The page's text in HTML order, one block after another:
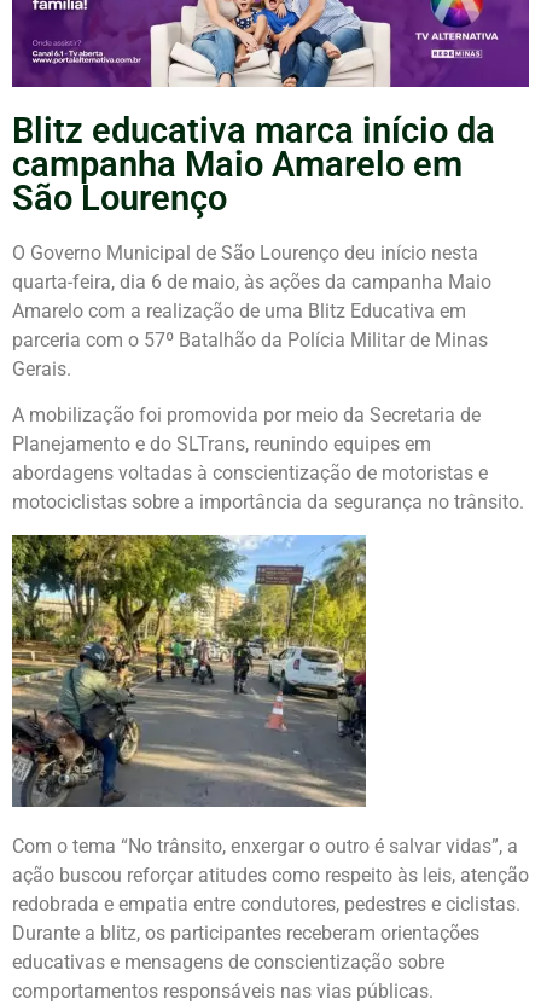
Blitz educativa marca início da
campanha Maio Amarelo em
São Lourenço
O Governo Municipal de São Lourenço deu início nesta
quarta-feira, dia 6 de maio, às ações da campanha Maio
Amarelo com a realização de uma Blitz Educativa em
parceria com o 57º Batalhão da Polícia Militar de Minas
Gerais.
A mobilização foi promovida por meio da Secretaria de
Planejamento e do SLTrans, reunindo equipes em
abordagens voltadas à conscientização de motoristas e
motociclistas sobre a importância da segurança no trânsito.
Com o tema “No trânsito, enxergar o outro é salvar vidas”, a
ação buscou reforçar atitudes como respeito às leis, atenção
redobrada e empatia entre condutores, pedestres e ciclistas.
Durante a blitz, os participantes receberam orientações
educativas e mensagens de conscientização sobre
comportamentos responsáveis nas vias públicas.